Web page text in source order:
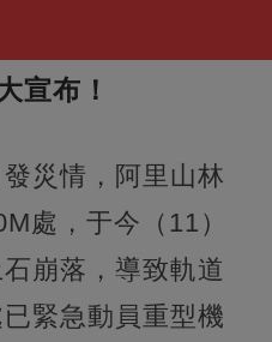
宣布！
災情，阿里山林
處，于今（11）
崩落，導致軌道
緊急動員重型機